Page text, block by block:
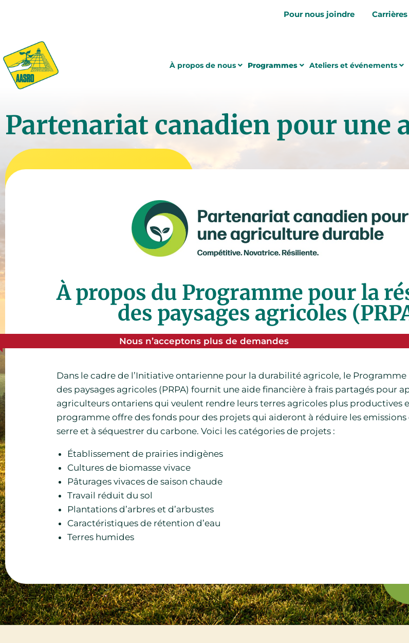
Pour nous joindre Carrières
À propos de nous Programmes Ateliers et événements
Partenariat canadien pour une
À propos du Programme pour la
des paysages agricoles
Nous n’acceptons plus de demandes
Dans le cadre de l’Initiative ontarienne pour la durabilité agricole, le
des paysages agricoles (PRPA) fournit une aide financière à frais partagés pour
agriculteurs ontariens qui veulent rendre leurs terres agricoles plus productives
programme offre des fonds pour des projets qui aideront à réduire les emissions
serre et à séquestrer du carbone. Voici les catégories de projets :
Établissement de prairies indigènes
Cultures de biomasse vivace
Pâturages vivaces de saison chaude
Travail réduit du sol
Plantations d’arbres et d’arbustes
Caractéristiques de rétention d’eau
Terres humides